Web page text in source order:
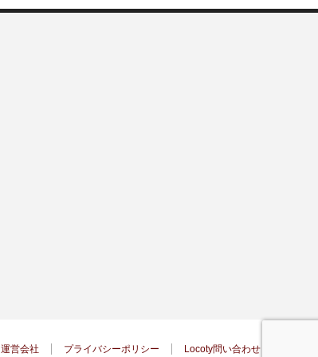
運営会社 プライバシーポリシー Locoty問い合わせ